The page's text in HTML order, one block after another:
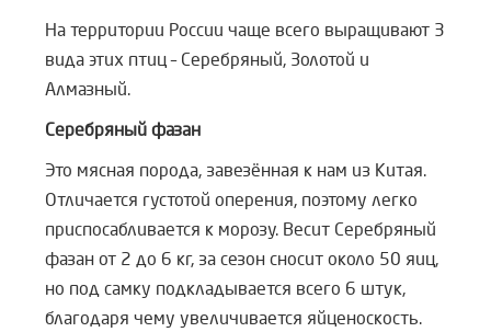
На территории России чаще всего выращивают 3
вида этих птиц – Серебряный, Золотой и
Алмазный.
Серебряный фазан
Это мясная порода, завезённая к нам из Китая.
Отличается густотой оперения, поэтому легко
приспосабливается к морозу. Весит Серебряный
фазан от 2 до 6 кг, за сезон сносит около 50 яиц,
но под самку подкладывается всего 6 штук,
благодаря чему увеличивается яйценоскость.